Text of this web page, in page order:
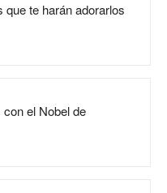
te harán adorarlos
el Nobel de